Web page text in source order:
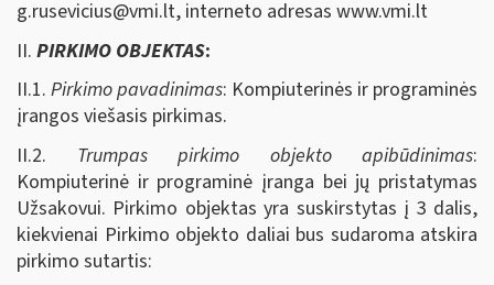
g.rusevicius@vmi.lt, interneto adresas www.vmi.lt
II. PIRKIMO OBJEKTAS:
II.1. Pirkimo pavadinimas: Kompiuterinės ir programinės
įrangos viešasis pirkimas.
II.2. Trumpas pirkimo objekto apibūdinimas:
Kompiuterinė ir programinė įranga bei jų pristatymas
Užsakovui. Pirkimo objektas yra suskirstytas į 3 dalis,
kiekvienai Pirkimo objekto daliai bus sudaroma atskira
pirkimo sutartis: